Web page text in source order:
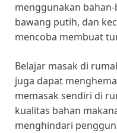
menggunakan
bawang putih, dan
mencoba membuat
Belajar masak di
juga dapat
memasak sendiri di
kualitas bahan
menghindari